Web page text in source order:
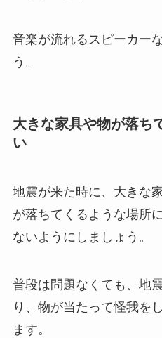
音楽が流れるスピーカー
う。
大きな家具や物が落ち
い
地震が来た時に、大きな
が落ちてくるような場所
ないようにしましょう。
普段は問題なくても、地
り、物が当たって怪我を
ます。